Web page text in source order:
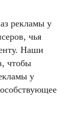
рекламы у
чья
Наши
чтобы
у